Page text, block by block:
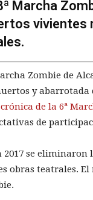
Marcha
vivientes
Zombie de
y abarrotada
crónica de la 6ª
de
2017 se
obras teatrales.